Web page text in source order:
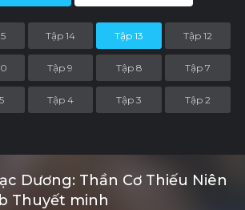
Tập 14 Tập 13 Tập 12
Tập 9 Tập 8 Tập 7
Tập 4 Tập 3 Tập 2
Dương: Thần Cơ Thiếu Niên
Thuyết minh